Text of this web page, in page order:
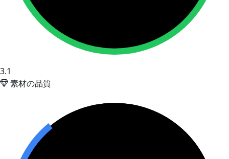
3.1
素材の品質